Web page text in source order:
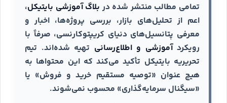
تمامی مطالب منتشر شده در بلاگ آموزشی بایتیکل،
اعم از تحلیل‌های بازار، بررسی پروژه‌ها، اخبار و
معرفی پتانسیل‌های دنیای کریپتوکارنسی، صرفاً با
رویکردآموزشی و اطلاع‌رسانی تهیه شده‌اند. تیم
تحریریه بایتیکل تأکید می‌کند که این محتواها به
هیچ عنوان «توصیه مستقیم خرید و فروش» یا
«سیگنال سرمایه‌گذاری» محسوب نمی‌شوند.